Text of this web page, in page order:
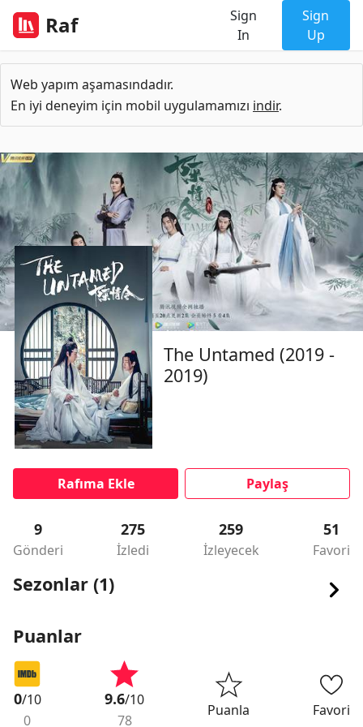
Raf
Sign
In
Sign
Up
Web yapım aşamasındadır.
En iyi deneyim için mobil uygulamamızı indir.
The Untamed (2019 -
2019)
Rafıma Ekle Paylaş
9
Gönderi
275
İzledi
259
İzleyecek
51
Favori
Sezonlar (1)
Puanlar
0/10
0
9.6/10
78
Puanla Favori